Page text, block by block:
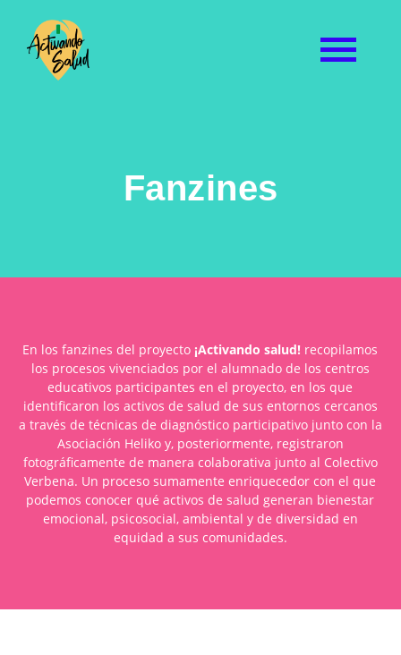
Fanzines
En los fanzines del proyecto ¡Activando salud! recopilamos
los procesos vivenciados por el alumnado de los centros
educativos participantes en el proyecto, en los que
identificaron los activos de salud de sus entornos cercanos
a través de técnicas de diagnóstico participativo junto con la
Asociación Heliko y, posteriormente, registraron
fotográficamente de manera colaborativa junto al Colectivo
Verbena. Un proceso sumamente enriquecedor con el que
podemos conocer qué activos de salud generan bienestar
emocional, psicosocial, ambiental y de diversidad en
equidad a sus comunidades.